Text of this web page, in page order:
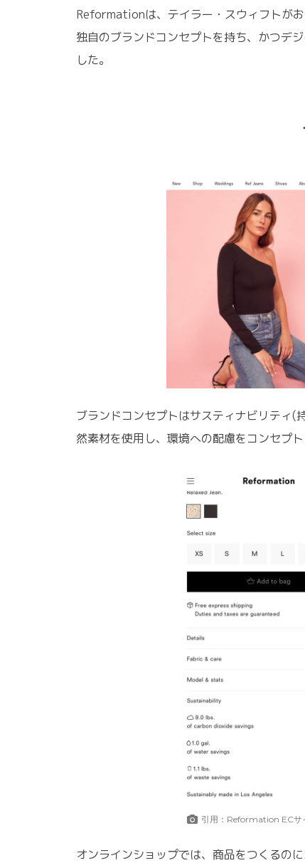
Reformationは、テイラー・スウィフトが
独自のブランドコンセプトを持ち、かつデ
した。
ブランドコンセプトはサスティナビリティ(
然素材を使用し、環境への配慮をコンセプト
引用：Reformation ECサ
オンラインショップでは、商品をつくるの